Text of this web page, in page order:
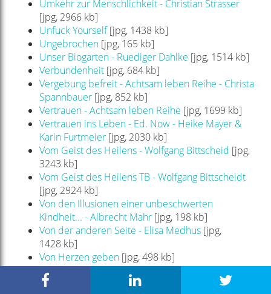
Umkehr zur Menschlichkeit - Christian Strasser
[jpg, 2966 kb]
Unfuck Yourself[jpg, 1438 kb]
Ungebrochen[jpg, 165 kb]
Unser Biogarten - Ruediger Dahlke [jpg, 1514 kb]
Verbundenheit[jpg, 684 kb]
Vergebung befreit - Achtsam leben Reihe - Christa
Spannbauer[jpg, 852 kb]
Vertrauen - Achtsam leben Reihe [jpg, 1699 kb]
Vertrauen ins Leben - Ed. Now - Heike Mayer &
Karin Furtmeier[jpg, 2030 kb]
Vom Geist des Heilens - Wolfgang Bittscheid [jpg,
3243 kb]
Vom Geist des Heilens TB - Wolfgang Bittscheidt
[jpg, 2924 kb]
Von den Illusionen einer unbeschwerten
Kindheit... - Albrecht Mahr[jpg, 198 kb]
Von der anderen Seite - Elisa Medhus[jpg,
1428 kb]
Von Herzen geben[jpg, 498 kb]
Von hier zur Erleuchtung - Dalai Lama[jpg, 743 kb]
Vorgeburtliches Bewusstsein - Arthur Janov[jpg,